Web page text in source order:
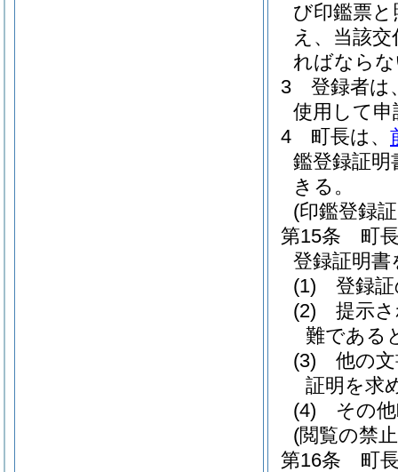
び印鑑票
え、当該
ればなら
3
登録者は
使用して
4
町長は、
鑑登録証
きる。
(印鑑登録
第15条
町
登録証明
(1)
登録
(2)
提示
難である
(3)
他の
証明を求
(4)
その
(閲覧の禁
第16条
町